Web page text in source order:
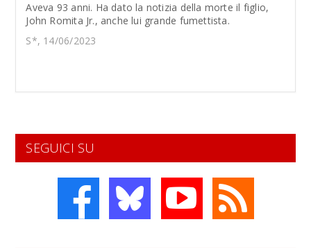
Aveva 93 anni. Ha dato la notizia della morte il figlio,
John Romita Jr., anche lui grande fumettista.
S*, 14/06/2023
SEGUICI SU